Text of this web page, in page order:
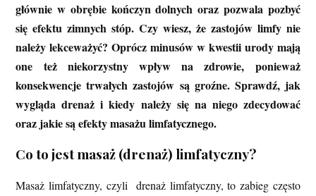
głównie w obrębie kończyn dolnych oraz pozwala pozbyć
się efektu zimnych stóp. Czy wiesz, że zastojów limfy nie
należy lekceważyć? Oprócz minusów w kwestii urody mają
one też niekorzystny wpływ na zdrowie, ponieważ
konsekwencje trwałych zastojów są groźne. Sprawdź, jak
wygląda drenaż i kiedy należy się na niego zdecydować
oraz jakie są efekty masażu limfatycznego.
Co to jest masaż (drenaż) limfatyczny?
Masaż limfatyczny, czyli drenaż limfatyczny, to zabieg często